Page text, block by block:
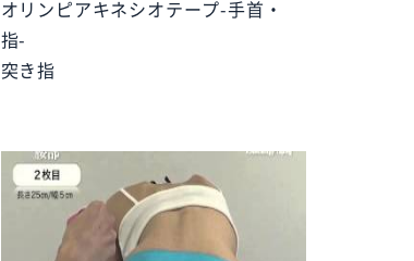
オリンピアキネシオテープ-手首・
指-
突き指